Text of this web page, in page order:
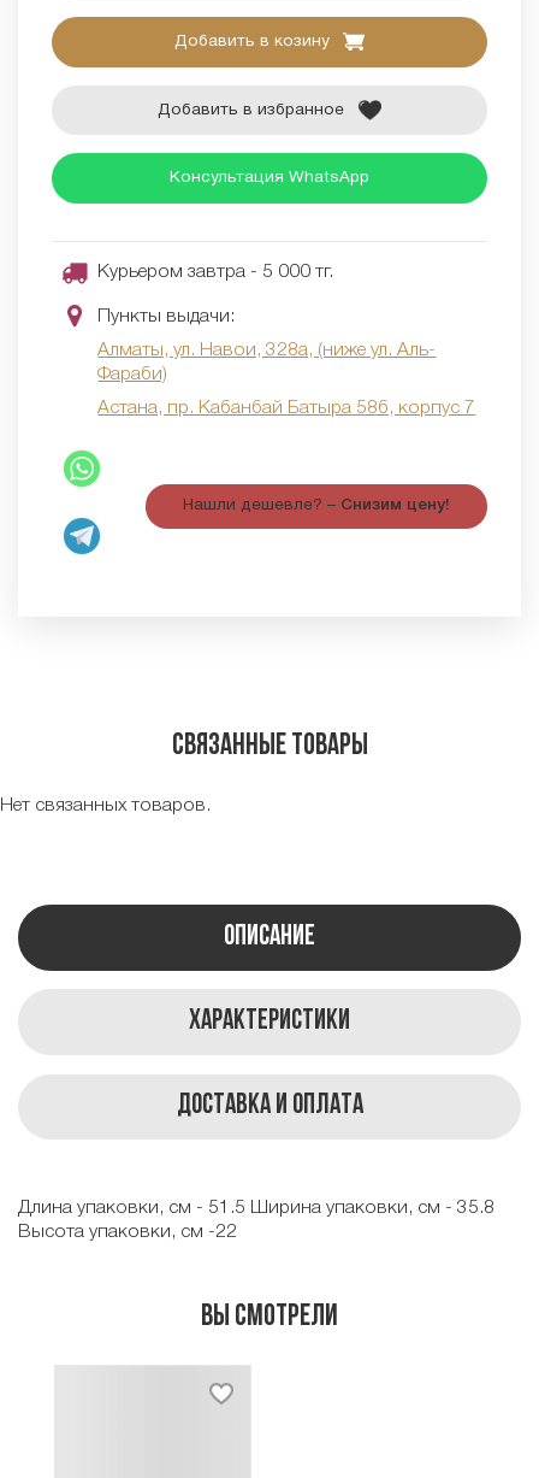
Добавить в козину
Добавить в избранное
Консультация WhatsApp
Курьером завтра - 5 000 тг.
Пункты выдачи:
Алматы, ул. Навои, 328а, (ниже ул. Аль-
Фараби)
Астана, пр. Кабанбай Батыра 58б, корпус 7
Нашли дешевле? – Снизим цену!
Связанные товары
Нет связанных товаров.
Описание
Характеристики
Доставка и оплата
Длина упаковки, см - 51.5 Ширина упаковки, см - 35.8
Высота упаковки, см -22
Вы смотрели